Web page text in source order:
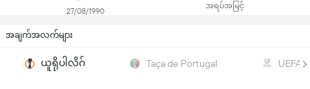
27/08/1990
အရပ်အမြင့်
အချက်အလက်များ
ယူရိုပါလိဂ် Taça de Portugal UEFA